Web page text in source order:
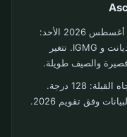
مواقيت الصلاة في Aschaffenburg في 9 أغسطس 2026 الأحد:
الفجر 04:01، المغرب 21:03. البيانات من ديانت و IGMG. تتغير
والصيف طويلة.
تقع Aschaffenburg في ولاية Bayern. اتجاه القبلة: 128 درجة.